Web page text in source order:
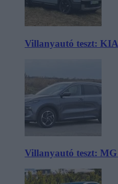
Villanyautó teszt: KIA
Villanyautó teszt: MG